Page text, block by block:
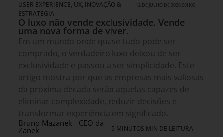
USER EXPERIENCE, UX, INOVAÇÃO &
ESTRATÉGIA
12 DE JULHO DE 2026 08H00
O luxo não vende exclusividade. Vende
uma nova forma de viver.
Em um mundo onde quase tudo pode ser
comprado, o verdadeiro luxo deixou de ser
exclusividade e passou a ser simplicidade. Este
artigo mostra por que as empresas mais valiosas
da próxima década serão aquelas capazes de
eliminar complexidade, reduzir decisões e
transformar experiência em significado.
Bruno Mazanek - CEO da
Zanek 5 MINUTOS MIN DE LEITURA